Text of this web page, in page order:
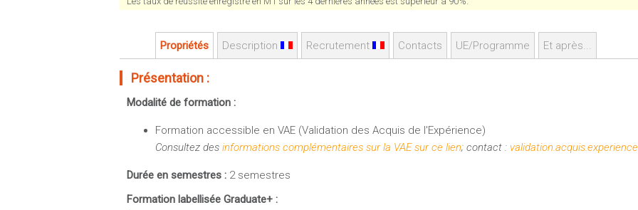
Propriétés Description Recrutement Contacts UE/Programme Et après...
Présentation :
Modalité de formation :
Formation accessible en VAE (Validation des Acquis de l'Expérience)
Consultez des informations complémentaires sur la VAE sur ce lien; contact :
Durée en semestres : 2 semestres
Formation labellisée Graduate+ :